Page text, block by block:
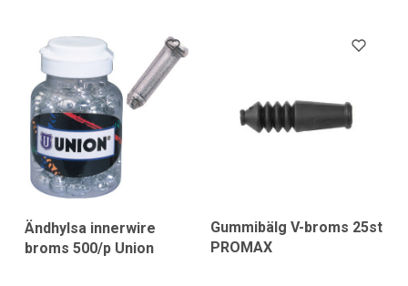
Ändhylsa innerwire
broms 500/p Union
Gummibälg V-broms 25st
PROMAX